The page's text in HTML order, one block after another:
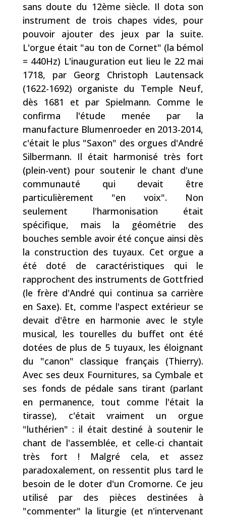
sans doute du 12ème siècle. Il dota son
instrument de trois chapes vides, pour
pouvoir ajouter des jeux par la suite.
L'orgue était "au ton de Cornet" (la bémol
= 440Hz) L'inauguration eut lieu le 22 mai
1718, par Georg Christoph Lautensack
(1622-1692) organiste du Temple Neuf,
dès 1681 et par Spielmann. Comme le
confirma l'étude menée par la
manufacture Blumenroeder en 2013-2014,
c'était le plus "Saxon" des orgues d'André
Silbermann. Il était harmonisé très fort
(plein-vent) pour soutenir le chant d'une
communauté qui devait être
particulièrement "en voix". Non
seulement l'harmonisation était
spécifique, mais la géométrie des
bouches semble avoir été conçue ainsi dès
la construction des tuyaux. Cet orgue a
été doté de caractéristiques qui le
rapprochent des instruments de Gottfried
(le frère d'André qui continua sa carrière
en Saxe). Et, comme l'aspect extérieur se
devait d'être en harmonie avec le style
musical, les tourelles du buffet ont été
dotées de plus de 5 tuyaux, les éloignant
du "canon" classique français (Thierry).
Avec ses deux Fournitures, sa Cymbale et
ses fonds de pédale sans tirant (parlant
en permanence, tout comme l'était la
tirasse), c'était vraiment un orgue
"luthérien" : il était destiné à soutenir le
chant de l'assemblée, et celle-ci chantait
très fort ! Malgré cela, et assez
paradoxalement, on ressentit plus tard le
besoin de le doter d'un Cromorne. Ce jeu
utilisé par des pièces destinées à
"commenter" la liturgie (et n'intervenant